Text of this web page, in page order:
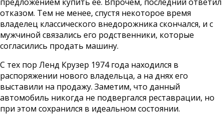
отказом. Тем не менее, спустя некоторое время
владелец классического внедорожника скончался, и с
мужчиной связались его родственники, которые
согласились продать машину.
С тех пор Ленд Крузер 1974 года находился в
распоряжении нового владельца, а на днях его
выставили на продажу. Заметим, что данный
автомобиль никогда не подвергался реставрации, но
при этом сохранился в идеальном состоянии.